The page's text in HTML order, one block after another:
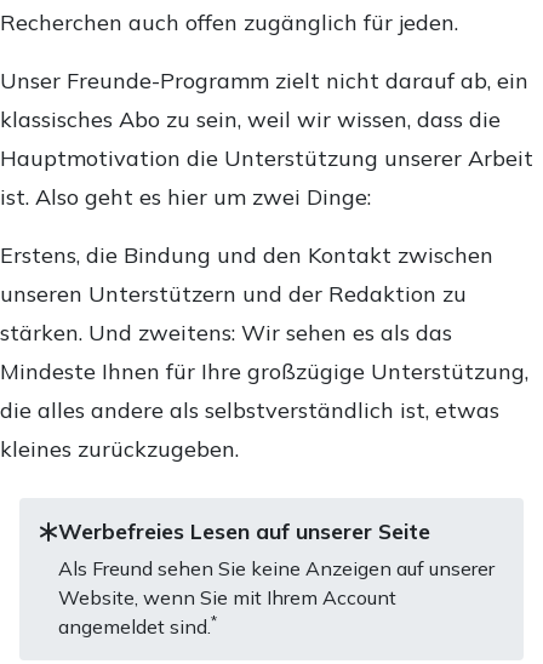
Recherchen auch offen zugänglich für jeden.
Unser Freunde-Programm zielt nicht darauf ab, ein
klassisches Abo zu sein, weil wir wissen, dass die
Hauptmotivation die Unterstützung unserer Arbeit
ist. Also geht es hier um zwei Dinge:
Erstens, die Bindung und den Kontakt zwischen
unseren Unterstützern und der Redaktion zu
stärken. Und zweitens: Wir sehen es als das
Mindeste Ihnen für Ihre großzügige Unterstützung,
die alles andere als selbstverständlich ist, etwas
kleines zurückzugeben.
Werbefreies Lesen auf unserer Seite
Als Freund sehen Sie keine Anzeigen auf unserer
Website, wenn Sie mit Ihrem Account
angemeldet sind.*